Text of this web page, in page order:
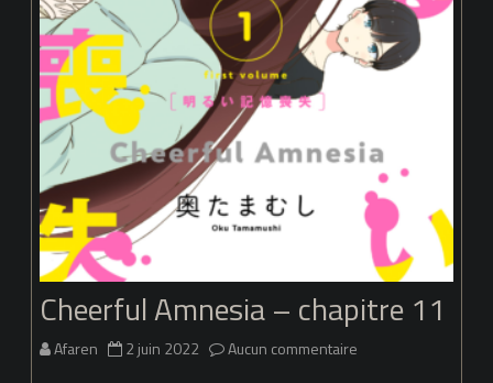
Cheerful Amnesia – chapitre 11
Afaren 2 juin 2022 Aucun commentaire